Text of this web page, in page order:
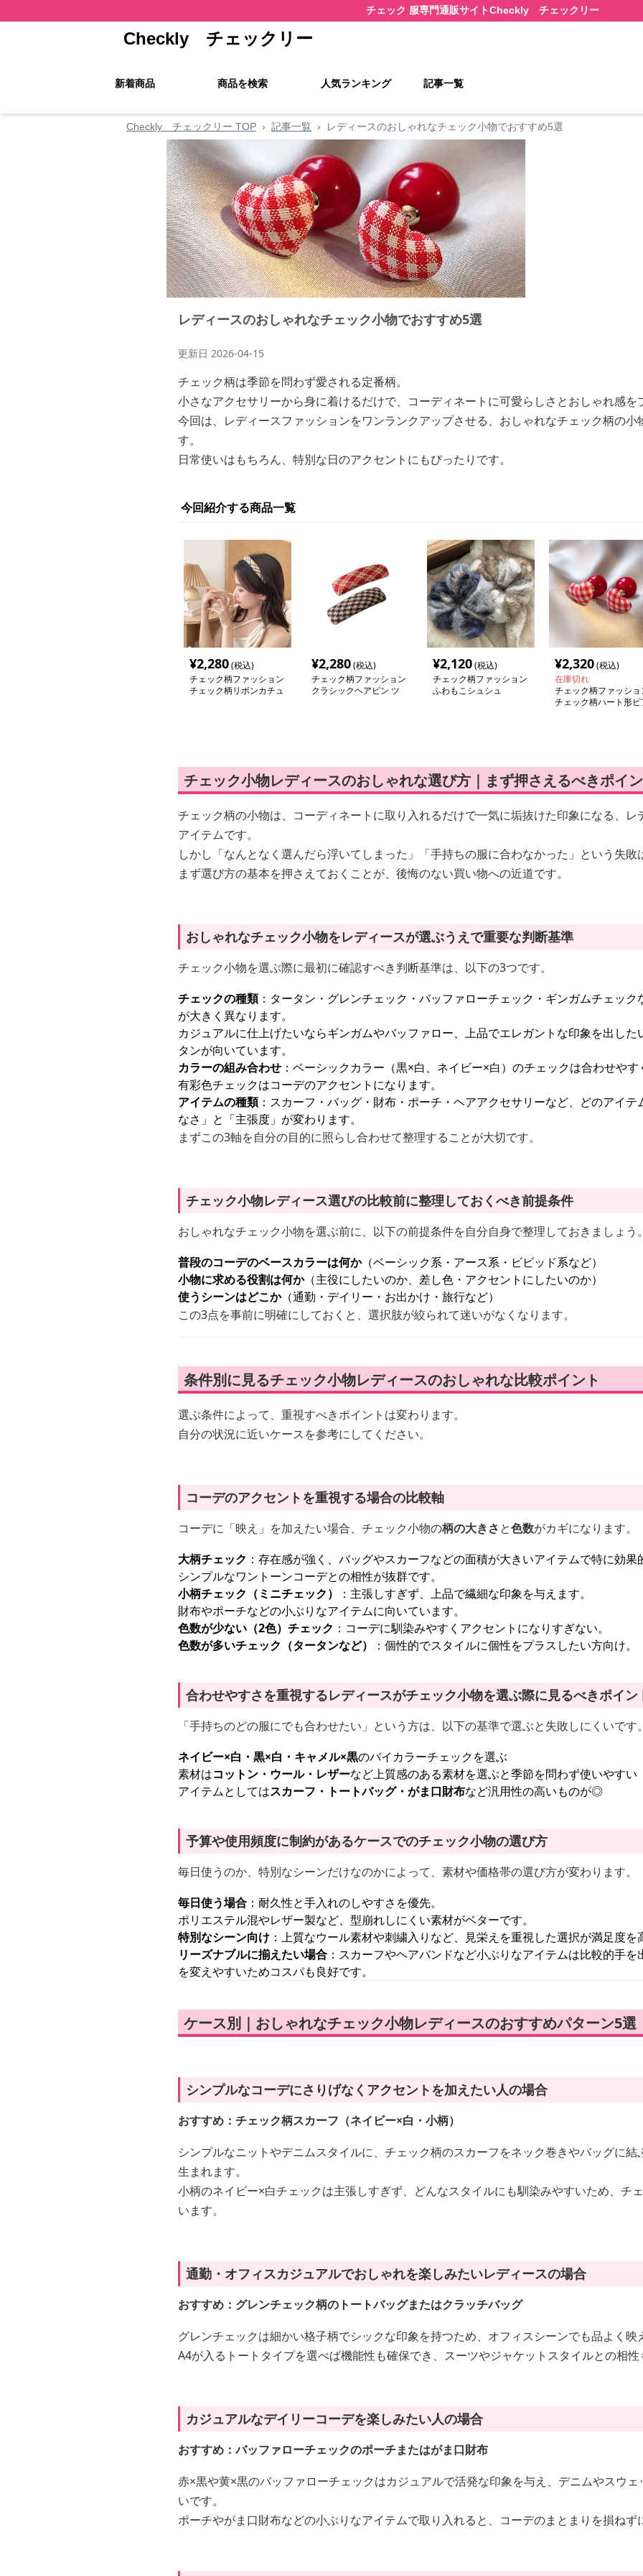
チェック 服専門通販サイトCheckly チェックリー
Checkly チェックリー
新着商品 商品を検索 人気ランキング 記事一覧
Checkly チェックリー TOP › 記事一覧 › レディースのおしゃれなチェック小物でおすすめ5選
レディースのおしゃれなチェック小物でおすすめ5選
更新日 2026-04-15
チェック柄は季節を問わず愛される定番柄。
小さなアクセサリーから身に着けるだけで、コーディネートに可愛らしさとおしゃれ感を
今回は、レディースファッションをワンランクアップさせる、おしゃれなチェック柄の
す。
日常使いはもちろん、特別な日のアクセントにもぴったりです。
今回紹介する商品一覧
¥2,280(税込)
チェック柄ファッション
チェック柄リボンカチュ
¥2,280(税込)
チェック柄ファッション
クラシックヘアピン ツ
¥2,120(税込)
チェック柄ファッション
ふわもこシュシュ
¥2,320(税込)
在庫切れ
チェック柄ファッショ
チェック柄ハート形ピ
チェック小物レディースのおしゃれな選び方｜まず押さえるべきポイ
チェック柄の小物は、コーディネートに取り入れるだけで一気に垢抜けた印象になる、
アイテムです。
しかし「なんとなく選んだら浮いてしまった」「手持ちの服に合わなかった」という失敗
まず選び方の基本を押さえておくことが、後悔のない買い物への近道です。
おしゃれなチェック小物をレディースが選ぶうえで重要な判断基準
チェック小物を選ぶ際に最初に確認すべき判断基準は、以下の3つです。
チェックの種類：タータン・グレンチェック・バッファローチェック・ギンガムチェッ
が大きく異なります。
カジュアルに仕上げたいならギンガムやバッファロー、上品でエレガントな印象を出し
タンが向いています。
カラーの組み合わせ ：ベーシックカラー（黒×白、ネイビー×白）のチェックは合わせや
有彩色チェックはコーデのアクセントになります。
アイテムの種類：スカーフ・バッグ・財布・ポーチ・ヘアアクセサリーなど、どのアイ
なさ」と「主張度」が変わります。
まずこの3軸を自分の目的に照らし合わせて整理することが大切です。
チェック小物レディース選びの比較前に整理しておくべき前提条件
おしゃれなチェック小物を選ぶ前に、以下の前提条件を自分自身で整理しておきましょう
普段のコーデのベースカラーは何か（ベーシック系・アース系・ビビッド系など）
小物に求める役割は何か（主役にしたいのか、差し色・アクセントにしたいのか）
使うシーンはどこか（通勤・デイリー・お出かけ・旅行など）
この3点を事前に明確にしておくと、選択肢が絞られて迷いがなくなります。
条件別に見るチェック小物レディースのおしゃれな比較ポイント
選ぶ条件によって、重視すべきポイントは変わります。
自分の状況に近いケースを参考にしてください。
コーデのアクセントを重視する場合の比較軸
コーデに「映え」を加えたい場合、チェック小物の柄の大きさと色数がカギになります。
大柄チェック ：存在感が強く、バッグやスカーフなどの面積が大きいアイテムで特に効果
シンプルなワントーンコーデとの相性が抜群です。
小柄チェック（ミニチェック）
：主張しすぎず、上品で繊細な印象を与えます。
財布やポーチなどの小ぶりなアイテムに向いています。
色数が少ない（2色）チェック ：コーデに馴染みやすくアクセントになりすぎない。
色数が多いチェック（タータンなど）
：個性的でスタイルに個性をプラスしたい方向け。
合わせやすさを重視するレディースがチェック小物を選ぶ際に見るべきポイン
「手持ちのどの服にでも合わせたい」という方は、以下の基準で選ぶと失敗しにくいです
ネイビー×白・黒×白・キャメル×黒のバイカラーチェックを選ぶ
素材はコットン・ウール・レザーなど上質感のある素材を選ぶと季節を問わず使いやすい
アイテムとしてはスカーフ・トートバッグ・がま口財布など汎用性の高いものが◎
予算や使用頻度に制約があるケースでのチェック小物の選び方
毎日使うのか、特別なシーンだけなのかによって、素材や価格帯の選び方が変わります。
毎日使う場合 ：耐久性と手入れのしやすさを優先。
ポリエステル混やレザー製など、型崩れしにくい素材がベターです。
特別なシーン向け ：上質なウール素材や刺繍入りなど、見栄えを重視した選択が満足度を
リーズナブルに揃えたい場合 ：スカーフやヘアバンドなど小ぶりなアイテムは比較的手
を変えやすいためコスパも良好です。
ケース別｜おしゃれなチェック小物レディースのおすすめパターン5選
シンプルなコーデにさりげなくアクセントを加えたい人の場合
おすすめ：チェック柄スカーフ（ネイビー×白・小柄）
シンプルなニットやデニムスタイルに、チェック柄のスカーフをネック巻きやバッグに
生まれます。
小柄のネイビー×白チェックは主張しすぎず、どんなスタイルにも馴染みやすいため、チ
います。
通勤・オフィスカジュアルでおしゃれを楽しみたいレディースの場合
おすすめ：グレンチェック柄のトートバッグまたはクラッチバッグ
グレンチェックは細かい格子柄でシックな印象を持つため、オフィスシーンでも品よく映
A4が入るトートタイプを選べば機能性も確保でき、スーツやジャケットスタイルとの相
カジュアルなデイリーコーデを楽しみたい人の場合
おすすめ：バッファローチェックのポーチまたはがま口財布
赤×黒や黄×黒のバッファローチェックはカジュアルで活発な印象を与え、デニムやスウ
いです。
ポーチやがま口財布などの小ぶりなアイテムで取り入れると、コーデのまとまりを損ね